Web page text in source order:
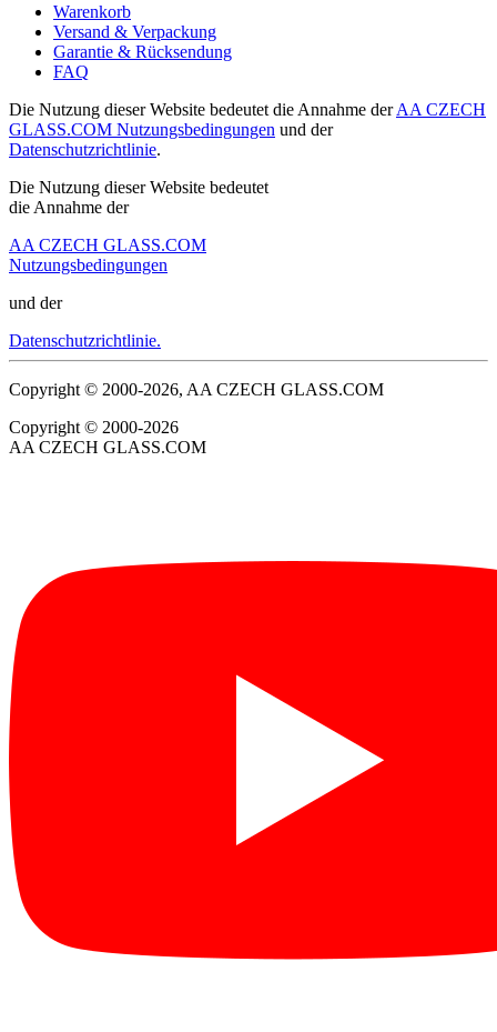
Warenkorb
Versand & Verpackung
Garantie & Rücksendung
FAQ
Die Nutzung dieser Website bedeutet die Annahme derAA CZECH
GLASS.COM Nutzungsbedingungen und der
Datenschutzrichtlinie.
Die Nutzung dieser Website bedeutet
die Annahme der
AA CZECH GLASS.COM
Nutzungsbedingungen
und der
Datenschutzrichtlinie.
Copyright © 2000-2026, AA CZECH GLASS.COM
Copyright © 2000-2026
AA CZECH GLASS.COM